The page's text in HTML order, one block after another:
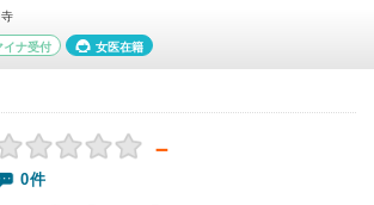
イナ受付 女医在籍
－
0件